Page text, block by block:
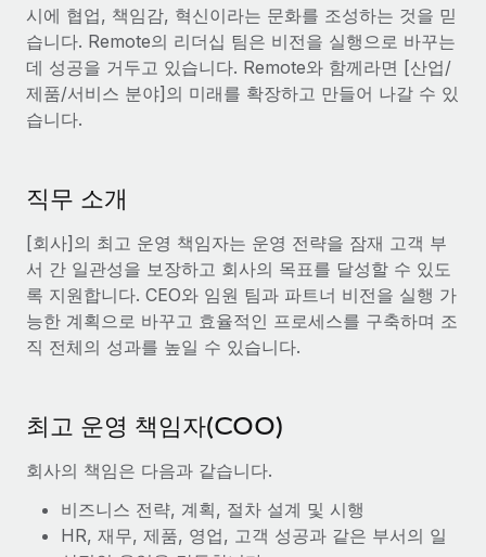
서비스
전문가 상담
글로벌 인사 및 규정 준수 업무 처리에 전문가 지원 제공
채용 후보자 심사 프로세스 간소화
Compliance Watchtower
규정 준수 관련 위험에 선제적으로 대응
기기 관리
전 세계 IT 장비 제공 및 추적 관리
법인 설립을 빠르고 준법적으로 지원
글로벌 인재 이동 및 전근
복리후생
Remote와의 파트너십 기회 탐색
Remote Build 곧 제공 예정
통합 및 AI 자동화 컨설팅
뉴스룸
급여 및 인재 인사이트
인사이트 센터
모든 리소스 보기
블로그
글로벌 급여
EOR 및 PEO
세금
블로그 둘러보기
中文（简体）
시에 협업, 책임감, 혁신이라는 문화를 조성하는 것을 믿
습니다. Remote의 리더십 팀은 비전을 실행으로 바꾸는
데 성공을 거두고 있습니다. Remote와 함께라면 [산업/
제품/서비스 분야]의 미래를 확장하고 만들어 나갈 수 있
습니다.
직무 소개
[회사]의 최고 운영 책임자는 운영 전략을 잠재 고객 부
서 간 일관성을 보장하고 회사의 목표를 달성할 수 있도
록 지원합니다. CEO와 임원 팀과 파트너 비전을 실행 가
능한 계획으로 바꾸고 효율적인 프로세스를 구축하며 조
직 전체의 성과를 높일 수 있습니다.
최고 운영 책임자(COO)
회사의 책임은 다음과 같습니다.
비즈니스 전략, 계획, 절차 설계 및 시행
HR, 재무, 제품, 영업, 고객 성공과 같은 부서의 일